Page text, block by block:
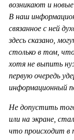
возникают и
В наш
связанное с ней
здесь сказано,
столько в том,
хотя не выпить
первую очередь
информационный
Не допустить
или на экране,
что происходит в